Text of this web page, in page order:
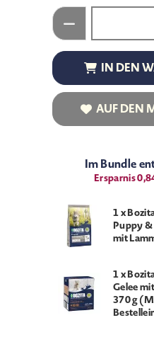
IN DEN
IN DEN
AUF DEN
AUF DEN
Im Bundle
Ersparnis
1 x
Puppy &
mit
1 x
Gelee
370 g